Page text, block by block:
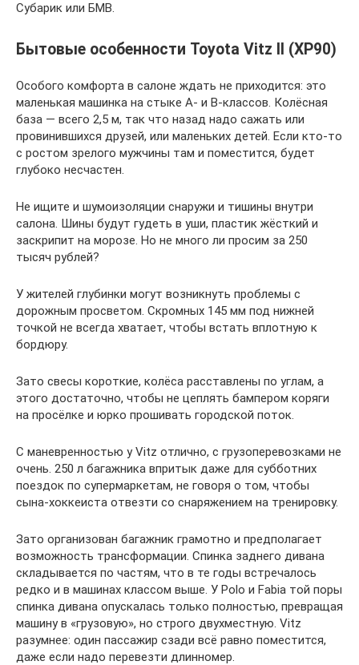
Субарик или БМВ.
Бытовые особенности Toyota Vitz II (XP90)
Особого комфорта в салоне ждать не приходится: это
маленькая машинка на стыке А- и В-классов. Колёсная
база — всего 2,5 м, так что назад надо сажать или
провинившихся друзей, или маленьких детей. Если кто-то
с ростом зрелого мужчины там и поместится, будет
глубоко несчастен.
Не ищите и шумоизоляции снаружи и тишины внутри
салона. Шины будут гудеть в уши, пластик жёсткий и
заскрипит на морозе. Но не много ли просим за 250
тысяч рублей?
У жителей глубинки могут возникнуть проблемы с
дорожным просветом. Скромных 145 мм под нижней
точкой не всегда хватает, чтобы встать вплотную к
бордюру.
Зато свесы короткие, колёса расставлены по углам, а
этого достаточно, чтобы не цеплять бампером коряги
на просёлке и юрко прошивать городской поток.
С маневренностью у Vitz отлично, с грузоперевозками не
очень. 250 л багажника впритык даже для субботних
поездок по супермаркетам, не говоря о том, чтобы
сына-хоккеиста отвезти со снаряжением на тренировку.
Зато организован багажник грамотно и предполагает
возможность трансформации. Спинка заднего дивана
складывается по частям, что в те годы встречалось
редко и в машинах классом выше. У Polo и Fabia той поры
спинка дивана опускалась только полностью, превращая
машину в «грузовую», но строго двухместную. Vitz
разумнее: один пассажир сзади всё равно поместится,
даже если надо перевезти длинномер.